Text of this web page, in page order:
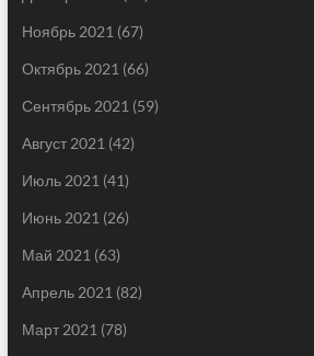
Ноябрь 2021 (67)
Октябрь 2021 (66)
Сентябрь 2021 (59)
Август 2021 (42)
Июль 2021 (41)
Июнь 2021 (26)
Май 2021 (63)
Апрель 2021 (82)
Март 2021 (78)